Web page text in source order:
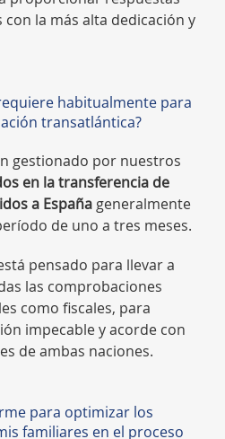
con la más alta dedicación y
habitualmente para
transatlántica?
gestionado por nuestros
en la transferencia de
a España generalmente
de uno a tres meses.
pensado para llevar a
las comprobaciones
como fiscales, para
impecable y acorde con
de ambas naciones.
para optimizar los
familiares en el proceso